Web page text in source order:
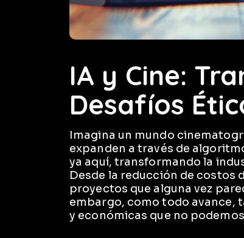
IA y Cine:
Desafíos
Imagina un mundo
expanden a través de
ya aquí, transformando la
Desde la reducción de costos
proyectos que alguna vez
embargo, como todo avance,
y económicas que no